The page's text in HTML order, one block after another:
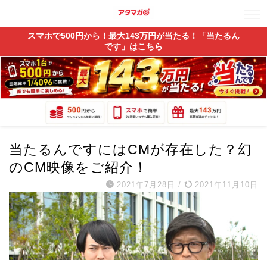
スマホで500円から！最大143万円が当たる！「当たるん
です」はこちら
当たるんですにはCMが存在した？幻
のCM映像をご紹介！
2021年7月28日 / 2021年11月10日